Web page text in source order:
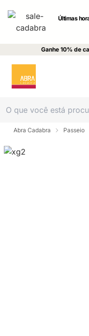
Últimas
Ganhe 10% de
Abra Cadabra Passeio